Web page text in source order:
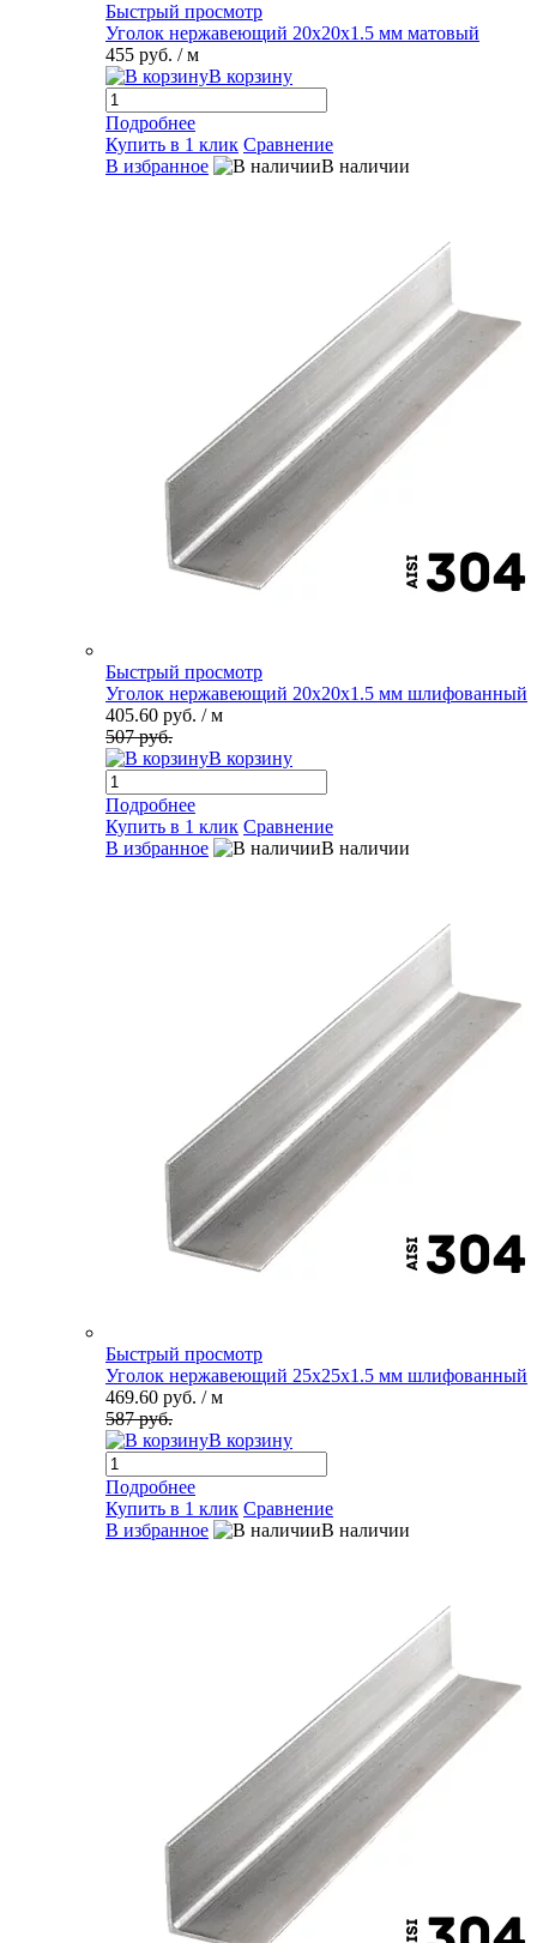
Быстрый просмотр
Уголок нержавеющий 20х20х1.5 мм матовый
455 руб. / м
В корзину
Подробнее
Купить в 1 клик Сравнение
В избранное
В наличии
Быстрый просмотр
Уголок нержавеющий 20х20х1.5 мм шлифованный
405.60 руб. / м
507 руб.
В корзину
Подробнее
Купить в 1 клик Сравнение
В избранное
В наличии
Быстрый просмотр
Уголок нержавеющий 25х25х1.5 мм шлифованный
469.60 руб. / м
587 руб.
В корзину
Подробнее
Купить в 1 клик Сравнение
В избранное
В наличии